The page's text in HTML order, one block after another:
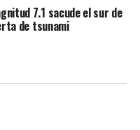
de favorecer a los
esenciales.
7.1 sacude el sur de
de tsunami